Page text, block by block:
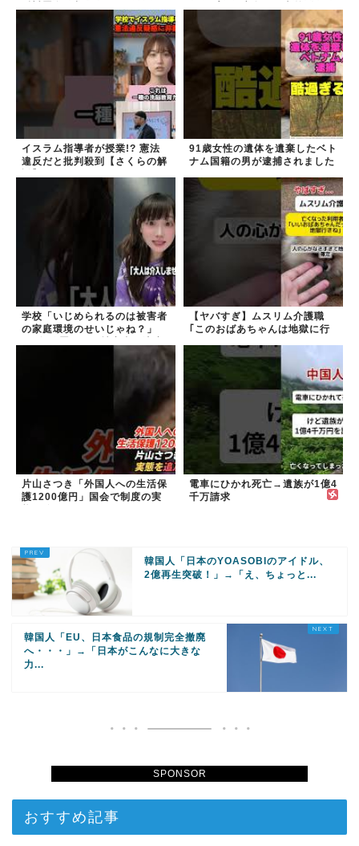
SPONSOR
イスラム指導者が授業!? 憲法
違反だと批判殺到【さくらの解
91歳女性の遺体を遺棄したベト
ナム国籍の男が逮捕されました
学校「いじめられるのは被害者
の家庭環境のせいじゃね？」
【ヤバすぎ】ムスリム介護職
｢このおばあちゃんは地獄に行
片山さつき「外国人への生活保
護1200億円」国会で制度の実
電車にひかれ死亡→遺族が1億4
千万請求
韓国人「日本のYOASOBIのアイドル、
2億再生突破！」→「え、ちょっと...
韓国人「EU、日本食品の規制完全撤廃
へ・・・」→「日本がこんなに大きな
力...
おすすめ記事